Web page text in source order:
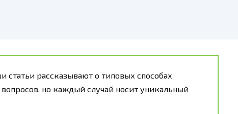
статьи рассказывают о типовых способах
но каждый случай носит уникальный